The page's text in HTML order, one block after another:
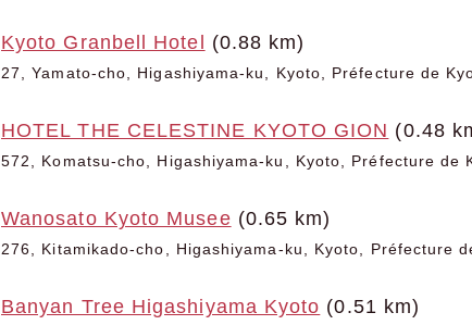
Kyoto Granbell Hotel (0.88 km)
27, Yamato-cho, Higashiyama-ku, Kyoto, Préfecture de
HOTEL THE CELESTINE KYOTO GION (0.48
572, Komatsu-cho, Higashiyama-ku, Kyoto, Préfecture de
Wanosato Kyoto Musee (0.65 km)
276, Kitamikado-cho, Higashiyama-ku, Kyoto, Préfecture
Banyan Tree Higashiyama Kyoto (0.51 km)